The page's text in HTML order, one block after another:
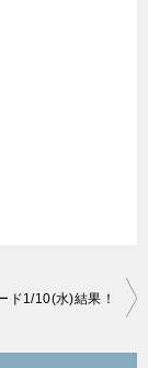
ド1/10(水)結果！